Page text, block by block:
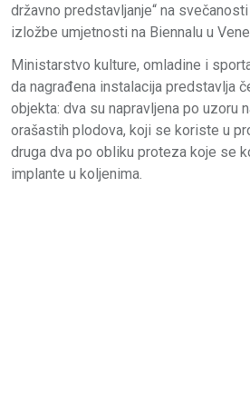
državno predstavljanje“ na
izložbe umjetnosti na Biennalu u
Ministarstvo kulture, omladine i
da nagrađena instalacija predstavlja
objekta: dva su napravljena po uzoru
orašastih plodova, koji se koriste u
druga dva po obliku proteza koje se
implante u koljenima.